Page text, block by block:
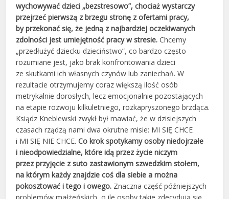
wychowywać dzieci „bezstresowo”, chociaż wystarczy
przejrzeć pierwszą z brzegu stronę z ofertami pracy,
by przekonać się, że jedną z najbardziej oczekiwanych
zdolności jest umiejętność pracy w stresie. Chcemy
„przedłużyć dziecku dzieciństwo”, co bardzo często
rozumiane jest, jako brak konfrontowania dzieci
ze skutkami ich własnych czynów lub zaniechań. W
rezultacie otrzymujemy coraz większą ilość osób
metrykalnie dorosłych, lecz emocjonalnie pozostających
na etapie rozwoju kilkuletniego, rozkapryszonego brzdąca.
Ksiądz Kneblewski zwykł był mawiać, że w dzisiejszych
czasach rządzą nami dwa okrutne misie: MI SIĘ CHCE
i MI SIĘ NIE CHCE.Co krok spotykamy osoby niedojrzałe
i nieodpowiedzialne, które idą przez życie niczym
przez przyjęcie z suto zastawionym szwedzkim stołem,
na którym każdy znajdzie coś dla siebie a można
pokosztować i tego i owego. Znaczna część późniejszych